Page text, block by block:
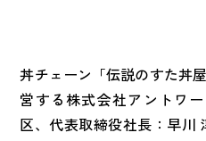
丼チェーン「伝説のすた丼
営する株式会社アントワ
区、代表取締役社長：早川